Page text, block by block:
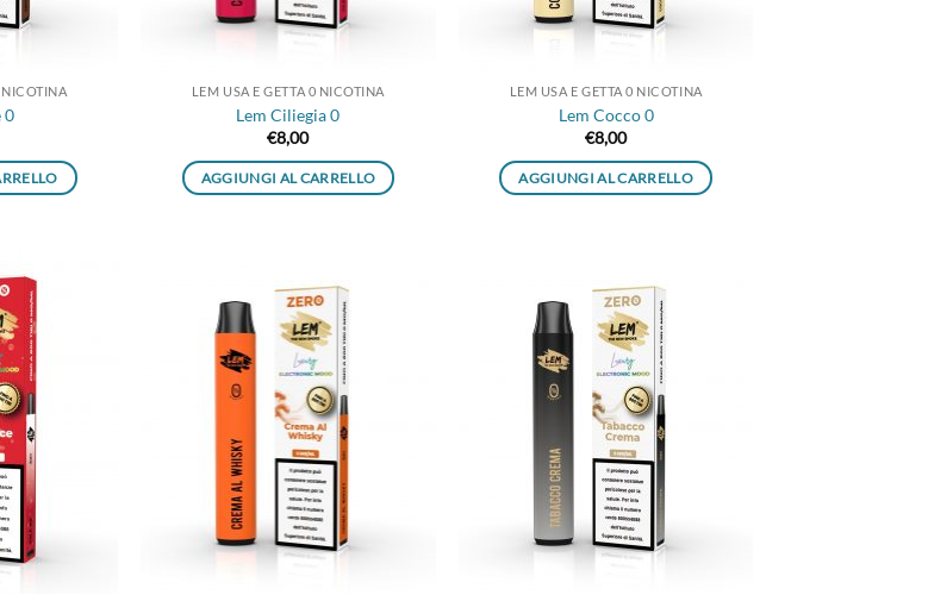
NICOTINA
0
LEM USA E GETTA 0 NICOTINA
Lem Ciliegia 0
€8,00
AGGIUNGI AL CARRELLO
LEM USA E GETTA 0 NICOTINA
Lem Cocco 0
€8,00
AGGIUNGI AL CARRELLO